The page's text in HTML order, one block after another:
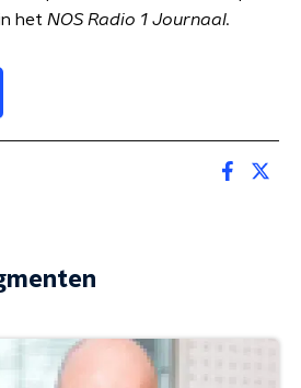
het NOS Radio 1 Journaal.